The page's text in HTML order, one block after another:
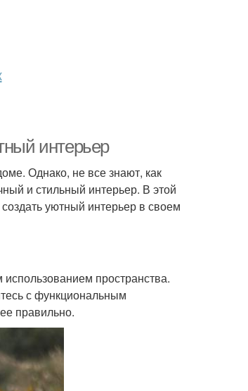
интерьер
Однако, не все знают, как
и стильный интерьер. В этой
уютный интерьер в своем
пространства.
с функциональным
правильно.